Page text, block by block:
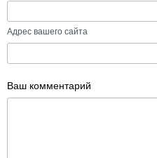
Адрес вашего сайта
Ваш комментарий